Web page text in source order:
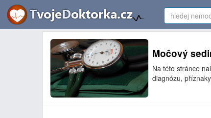
Močový
Na této stránce
diagnózu,